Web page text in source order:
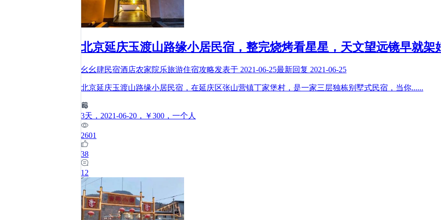
北京延庆玉渡山路缘小居民宿，整完烧烤看星星，天文望远镜早就架
幺幺肆民宿酒店农家院乐旅游住宿攻略发表于 2021-06-25最新回复 2021-06-25
北京延庆玉渡山路缘小居民宿，在延庆区张山营镇丁家堡村，是一家三层独栋别墅式民宿，当你......
3天 ，2021-06-20 ，￥300 ，一个人
2601
38
12